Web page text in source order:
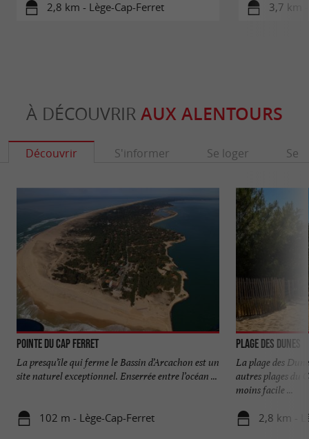
2,8 km - Lège-Cap-Ferret 3,7 km
À DÉCOUVRIR AUX ALENTOURS
Découvrir S'informer Se loger Se
Pointe du Cap Ferret
La presqu’île qui ferme le Bassin d’Arcachon est un
site naturel exceptionnel. Enserrée entre l’océan ...
102 m - Lège-Cap-Ferret
Plage des Dunes
La plage des
autres plages du
moins facile ...
2,8 km -